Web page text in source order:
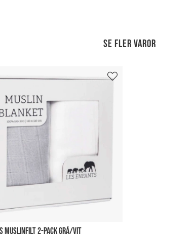
Se fler varor
MUSLINFILT 2-PACK GRÅ/VIT